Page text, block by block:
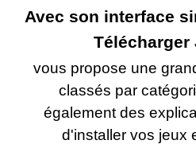
Avec son interface
Télécharger
vous propose une
classés par
également des
d'installer vos jeux